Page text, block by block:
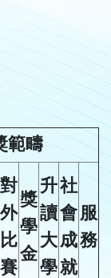
範疇
對
外
比
賽
獎
學
金
升
讀
大
學
社
會
成
就
服
務